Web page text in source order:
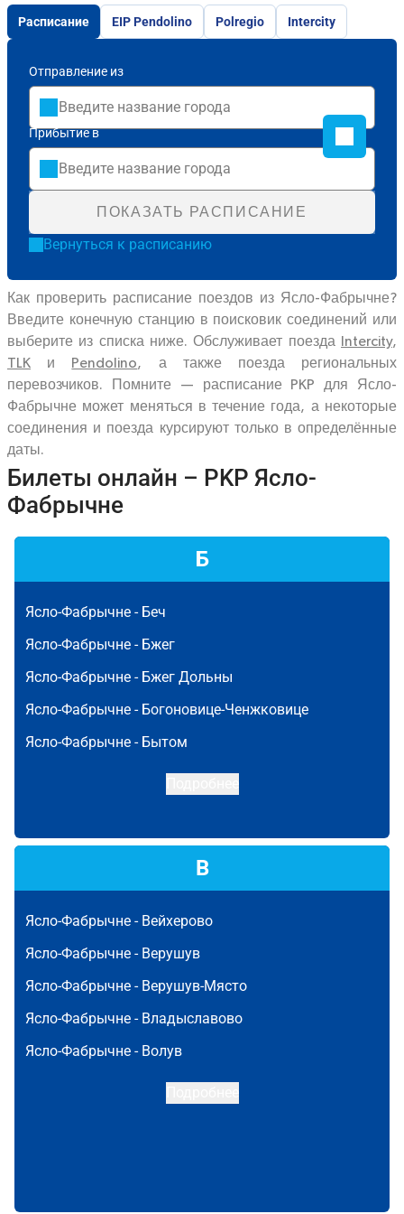
Расписание EIP Pendolino Polregio Intercity
Отправление из
Прибытие в
ПОКАЗАТЬ РАСПИСАНИЕ
Вернуться к расписанию
Как проверить расписание поездов из Ясло-Фабрычне?
Введите конечную станцию в поисковик соединений или
выберите из списка ниже. Обслуживает поезда
Intercity,
TLK и Pendolino, а также поезда региональных
перевозчиков. Помните — расписание PKP для Ясло-
Фабрычне может меняться в течение года, а некоторые
соединения и поезда курсируют только в определённые
даты.
Билеты онлайн – PKP Ясло-
Фабрычне
Б
Ясло-Фабрычне - Беч
Ясло-Фабрычне - Бжег
Ясло-Фабрычне - Бжег Дольны
Ясло-Фабрычне - Богоновице-Ченжковице
Ясло-Фабрычне - Бытом
В
Ясло-Фабрычне - Вейхерово
Ясло-Фабрычне - Верушув
Ясло-Фабрычне - Верушув-Място
Ясло-Фабрычне - Владыславово
Ясло-Фабрычне - Волув